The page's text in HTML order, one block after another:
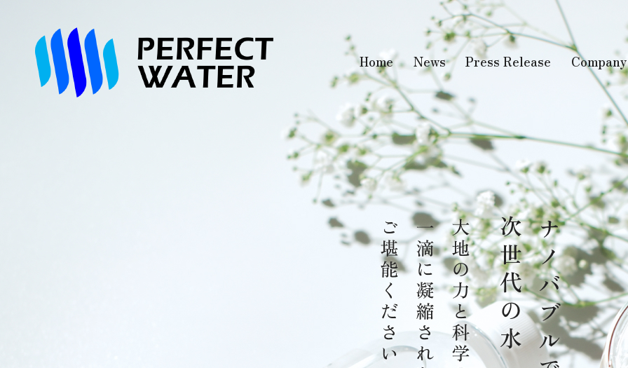
Home News Press Release Company